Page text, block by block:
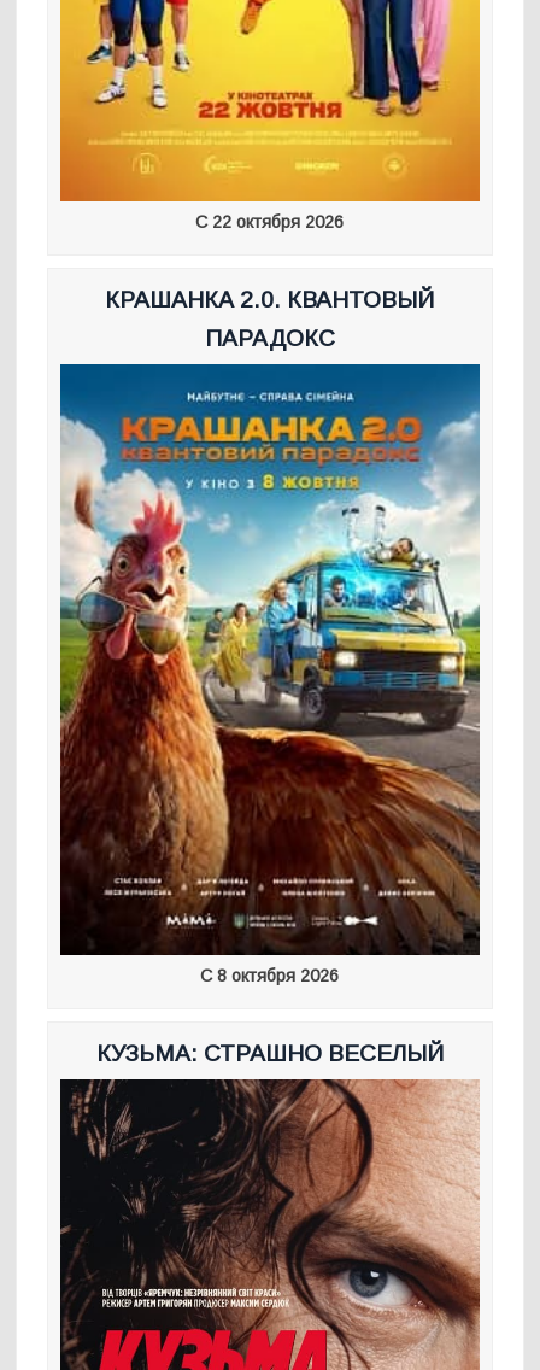
С 22 октября 2026
КРАШАНКА 2.0. КВАНТОВЫЙ
ПАРАДОКС
С 8 октября 2026
КУЗЬМА: СТРАШНО ВЕСЕЛЫЙ